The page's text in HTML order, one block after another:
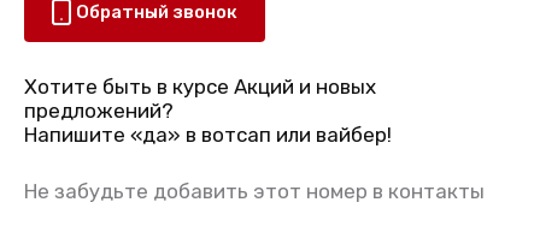
Обратный звонок
Хотите быть в курсе Акций и новых
предложений?
Напишите «да» в вотсап или вайбер!
Не забудьте добавить этот номер в контакты